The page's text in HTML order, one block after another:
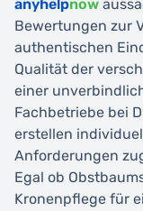
anyhelpnow
Bewertungen zur
authentischen
Qualität der
einer
Fachbetriebe bei
erstellen
Anforderungen
Egal ob
Kronenpflege für